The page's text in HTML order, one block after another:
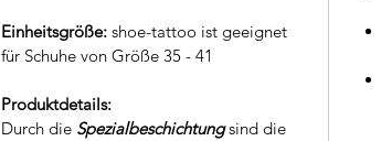
Einheitsgröße: shoe-tattoo ist geeignet
für Schuhe von Größe 35 - 41
Produktdetails:
Durch die Spezialbeschichtungsind die